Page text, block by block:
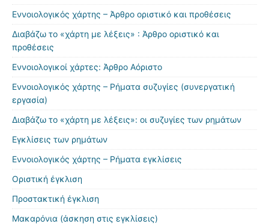
Εννοιολογικός χάρτης – Άρθρο οριστικό και προθέσεις
Διαβάζω το «χάρτη με λέξεις» : Άρθρο οριστικό και
προθέσεις
Εννοιολογικοί χάρτες: Άρθρο Αόριστο
Εννοιολογικός χάρτης – Ρήματα συζυγίες (συνεργατική
εργασία)
Διαβάζω το «χάρτη με λέξεις»: οι συζυγίες των ρημάτων
Εγκλίσεις των ρημάτων
Εννοιολογικός χάρτης – Ρήματα εγκλίσεις
Οριστική έγκλιση
Προστακτική έγκλιση
Μακαρόνια (άσκηση στις εγκλίσεις)